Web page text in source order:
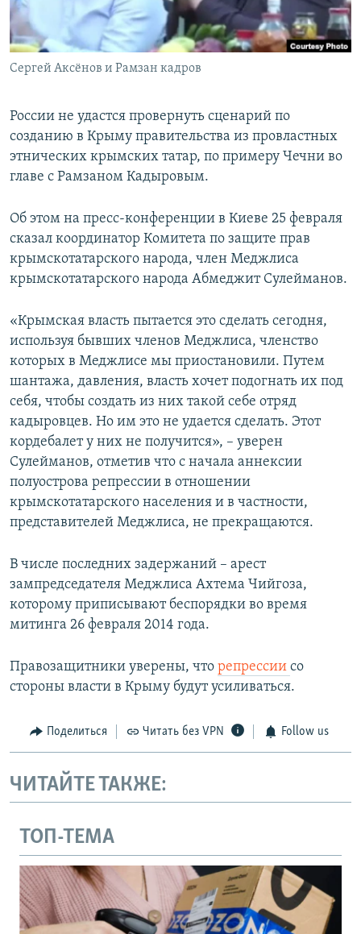
ПОБЕДИТЕЛЕЙ НЕ СУДЯТ?
КРЫМ.НЕПОКОРЕННЫЙ
ELIFBE
ПРИСОЕДИНЯЙТЕСЬ!
Все сайты RFE/RL
Сергей Аксёнов и Рамзан кадров
России не удастся провернуть сценарий по
созданию в Крыму правительства из провластных
этнических крымских татар, по примеру Чечни во
главе с Рамзаном Кадыровым.
Об этом на пресс-конференции в Киеве 25 февраля
сказал координатор Комитета по защите прав
крымскотатарского народа, член Меджлиса
крымскотатарского народа Абмеджит Сулейманов.
«Крымская власть пытается это сделать сегодня,
используя бывших членов Меджлиса, членство
которых в Меджлисе мы приостановили. Путем
шантажа, давления, власть хочет подогнать их под
себя, чтобы создать из них такой себе отряд
кадыровцев. Но им это не удается сделать. Этот
кордебалет у них не получится», – уверен
Сулейманов, отметив что с начала аннексии
полуострова репрессии в отношении
крымскотатарского населения и в частности,
представителей Меджлиса, не прекращаются.
В числе последних задержаний – арест
зампредседателя Меджлиса Ахтема Чийгоза,
которому приписывают беспорядки во время
митинга 26 февраля 2014 года.
Правозащитники уверены, что репрессии со
стороны власти в Крыму будут усиливаться.
Поделиться Читать без VPN Follow us
ЧИТАЙТЕ ТАКЖЕ:
ТОП-ТЕМА